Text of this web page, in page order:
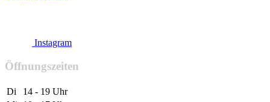
Instagram
Öffnungszeiten
Di
14 - 19 Uhr